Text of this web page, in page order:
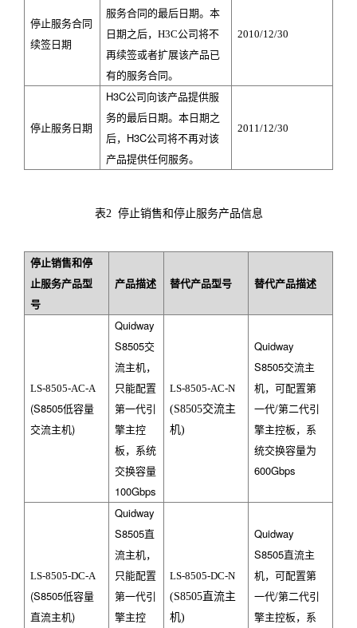
停止服务合同
续签日期
服务合同的最后日期。本
日期之后，H3C公司将不
再续签或者扩展该产品已
有的服务合同。
2010/12/30
停止服务日期
H3C公司向该产品提供服
务的最后日期。本日期之
后，H3C公司将不再对该
产品提供任何服务。
2011/12/30
表2 停止销售和停止服务产品信息
停止销售和停
止服务产品型
号
产品描述 替代产品型号 替代产品描述
LS-8505-AC-A
(S8505低容量
交流主机)
Quidway
S8505交
流主机，
只能配置
第一代引
擎主控
板，系统
交换容量
100Gbps
LS-8505-AC-N
(S8505交流主
机)
Quidway
S8505交流主
机，可配置第
一代/第二代引
擎主控板，系
统交换容量为
600Gbps
LS-8505-DC-A
(S8505低容量
直流主机)
Quidway
S8505直
流主机，
只能配置
第一代引
擎主控
LS-8505-DC-N
(S8505直流主
机)
Quidway
S8505直流主
机，可配置第
一代/第二代引
擎主控板，系